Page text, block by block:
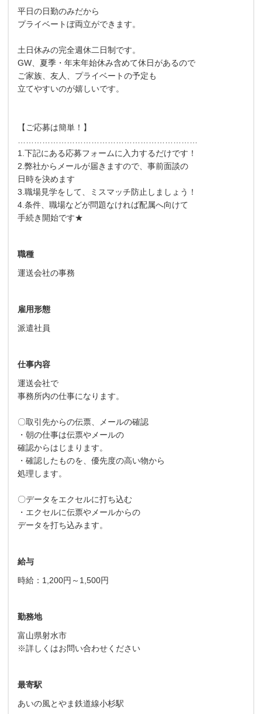
平日の日勤のみだから
プライベートぼ両立ができます。
土日休みの完全週休二日制です。
GW、夏季・年末年始休み含めて休日があるので
ご家族、友人、プライベートの予定も
立てやすいのが嬉しいです。
【ご応募は簡単！】
1.下記にある応募フォームに入力するだけです！
2.弊社からメールが届きますので、事前面談の
日時を決めます
3.職場見学をして、ミスマッチ防止しましょう！
4.条件、職場などが問題なければ配属へ向けて
手続き開始です★
職種
運送会社の事務
雇用形態
派遣社員
仕事内容
運送会社で
事務所内の仕事になります。
〇取引先からの伝票、メールの確認
・朝の仕事は伝票やメールの
確認からはじまります。
・確認したものを、優先度の高い物から
処理します。
〇データをエクセルに打ち込む
・エクセルに伝票やメールからの
データを打ち込みます。
給与
時給：1,200円～1,500円
勤務地
富山県射水市
※詳しくはお問い合わせください
最寄駅
あいの風とやま鉄道線小杉駅